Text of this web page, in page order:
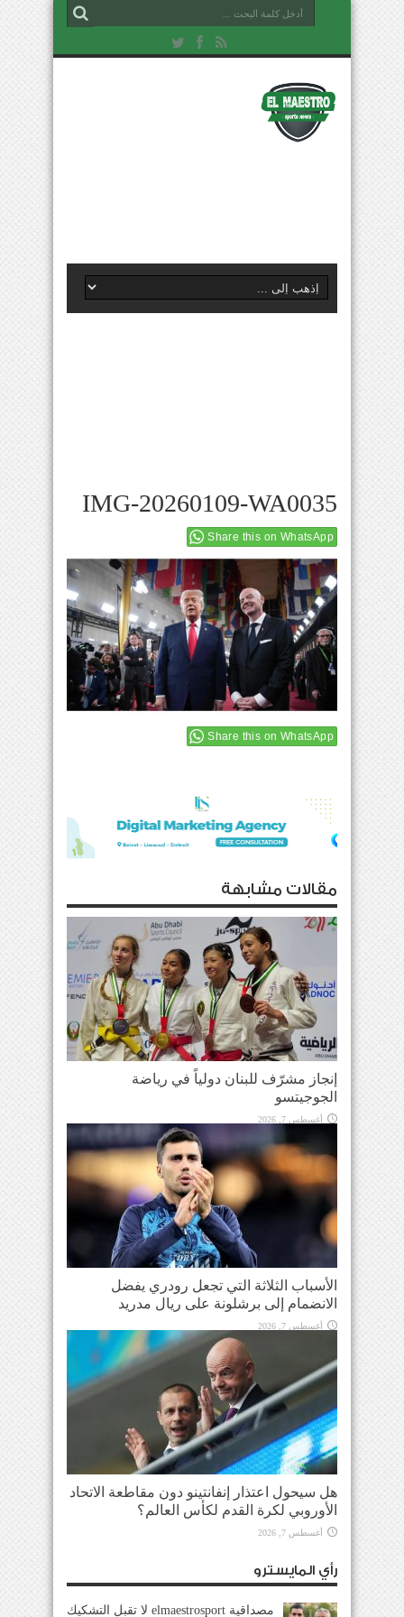
IMG-20260109-WA0035
Share this on WhatsApp
Share this on WhatsApp
مقالات مشابهة
إنجاز مشرّف للبنان دولياً في رياضة
الجوجيتسو
أغسطس 7, 2026
الأسباب الثلاثة التي تجعل رودري يفضل
الانضمام إلى برشلونة على ريال مدريد
أغسطس 7, 2026
هل سيحول اعتذار إنفانتينو دون مقاطعة الاتحاد
الأوروبي لكرة القدم لكأس العالم؟
أغسطس 7, 2026
رأي المايسترو
مصداقية elmaestrosport لا تقبل التشكيك